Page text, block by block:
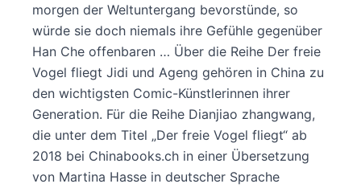
morgen der Weltuntergang bevorstünde, so
würde sie doch niemals ihre Gefühle gegenüber
Han Che offenbaren … Über die Reihe Der freie
Vogel fliegt Jidi und Ageng gehören in China zu
den wichtigsten Comic-Künstlerinnen ihrer
Generation. Für die Reihe Dianjiao zhangwang,
die unter dem Titel „Der freie Vogel fliegt“ ab
2018 bei Chinabooks.ch in einer Übersetzung
von Martina Hasse in deutscher Sprache